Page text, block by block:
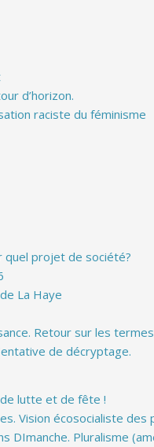
d’horizon.
raciste du féminisme
quel projet de société?
La Haye
Retour sur les
de décryptage.
lutte et de fête !
Vision écosocialiste des
DImanche. Pluralisme